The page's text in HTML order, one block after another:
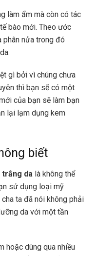
làm ẩm mà còn có tác
bào mới. Theo ước
phân nửa trong đó
gì bởi vì chúng chưa
thì bạn sẽ có một
của bạn sẽ làm bạn
lại lạm dụng kem
biết
trắng da là không thể
sử dụng loại mỹ
ta đã nói không phải
da với một tần
hoặc dùng qua nhiều